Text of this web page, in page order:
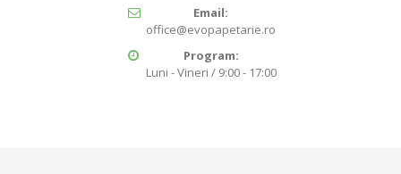
Email:
office@evopapetarie.ro
Program:
Luni - Vineri / 9:00 - 17:00